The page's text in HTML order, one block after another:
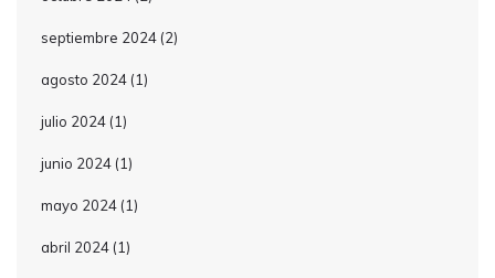
septiembre 2024 (2)
agosto 2024 (1)
julio 2024 (1)
junio 2024 (1)
mayo 2024 (1)
abril 2024 (1)